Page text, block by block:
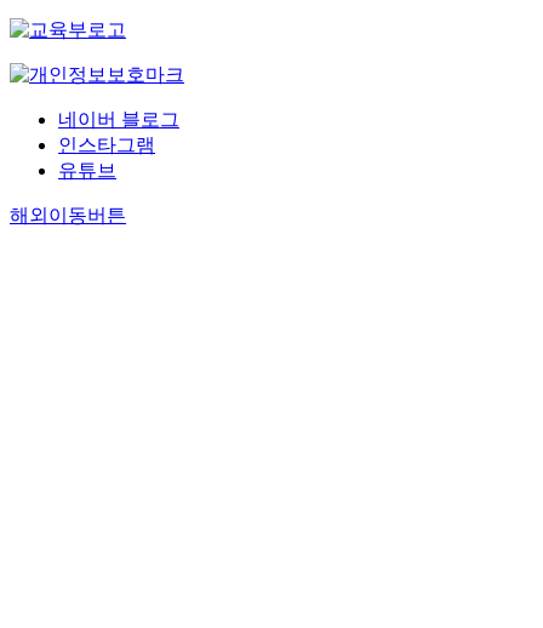
네이버 블로그
인스타그램
유튜브
해외이동버튼